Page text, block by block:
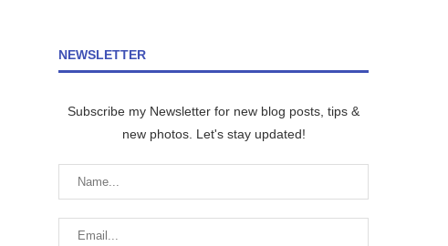
NEWSLETTER
Subscribe my Newsletter for new blog posts, tips &
new photos. Let's stay updated!